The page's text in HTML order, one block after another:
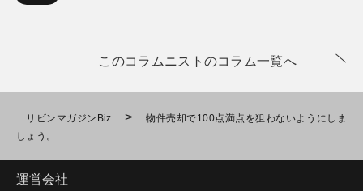
このコラムニストのコラム一覧へ
リビンマガジンBiz >
物件売却で100点満点を狙わないようにしま
しょう。
運営会社